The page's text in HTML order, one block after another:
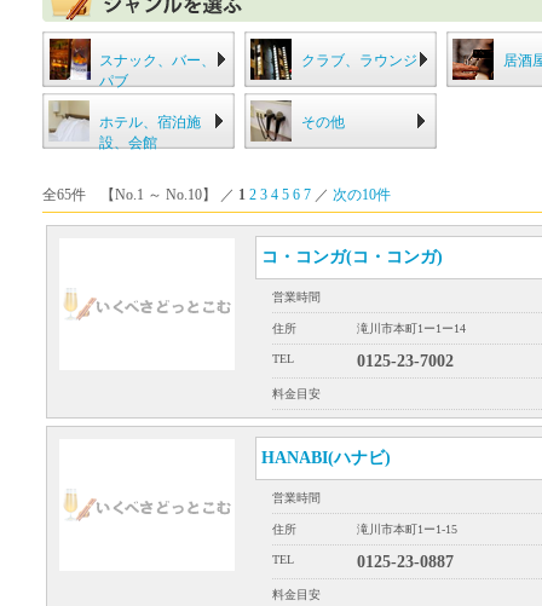
スナック、バー、
パブ
クラブ、ラウンジ 居酒
ホテル、宿泊施
設、会館
その他
全65件 【No.1 ～ No.10】 ／ 1 2 3 4 5 6 7 ／ 次の10件
コ・コンガ(コ・コンガ)
営業時間
住所 滝川市本町1ー1ー14
TEL 0125-23-7002
料金目安
HANABI(ハナビ)
営業時間
住所 滝川市本町1ー1-15
TEL 0125-23-0887
料金目安